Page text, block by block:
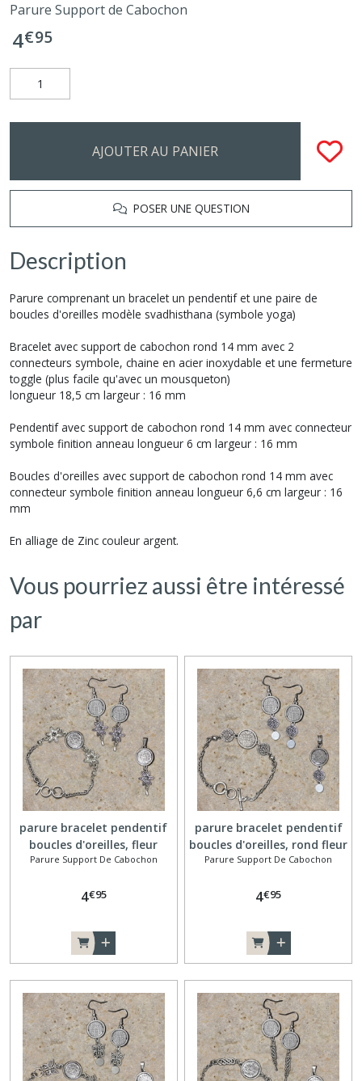
Parure Support de Cabochon
4€95
AJOUTER AU PANIER
POSER UNE QUESTION
Description
Parure comprenant un bracelet un pendentif et une paire de
boucles d'oreilles modèle svadhisthana (symbole yoga)
Bracelet avec support de cabochon rond 14 mm avec 2
connecteurs symbole, chaine en acier inoxydable et une fermeture
toggle (plus facile qu'avec un mousqueton)
longueur 18,5 cm largeur : 16 mm
Pendentif avec support de cabochon rond 14 mm avec connecteur
symbole finition anneau longueur 6 cm largeur : 16 mm
Boucles d'oreilles avec support de cabochon rond 14 mm avec
connecteur symbole finition anneau longueur 6,6 cm largeur : 16
mm
En alliage de Zinc couleur argent.
Vous pourriez aussi être intéressé
par
parure bracelet pendentif
boucles d'oreilles, fleur
Parure Support De Cabochon
4€95
parure bracelet pendentif
boucles d'oreilles, rond fleur
Parure Support De Cabochon
4€95